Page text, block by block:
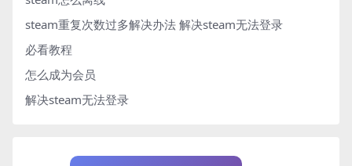
steam重复次数过多解决办法 解决steam无法登录
必看教程
怎么成为会员
解决steam无法登录